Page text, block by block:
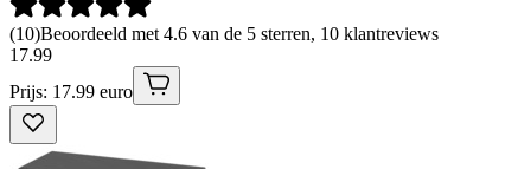
(10)Beoordeeld met 4.6 van de 5 sterren, 10 klantreviews
17.99
Prijs: 17.99 euro